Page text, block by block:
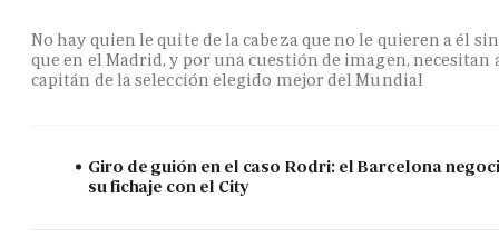
No hay quien le quite de la cabeza que no le quieren a él
que en el Madrid, y por una cuestión de imagen, necesitan
capitán de la selección elegido mejor del Mundial
Giro de guión en el caso Rodri: el Barcelona
su fichaje con el City